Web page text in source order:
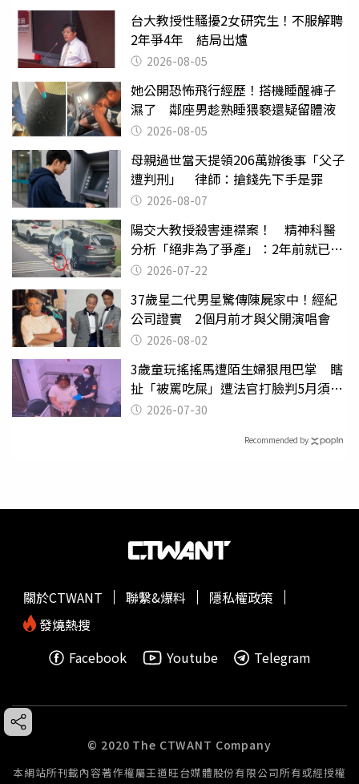
台大教授性騷擾2女研究生！不服解聘
2年爭4年 結局出爐
2026-08-05
她公開恐怖飛行經歷！搭機睡醒褲子
濕了 鄰座男趁熟睡猥褻還疑留體液
2026-08-05
母親過世當天提領206萬辦後事「父子
遭判刑」 律師：搶錢先下手是罪
2026-08-07
陽交大教授殺害連襟案！ 精神科醫
分析「絕非為了爭產」：2年前就已言
行詭異
2026-07-22
37歲星二代男星驚傳陳屍家中！經紀
公司證實 2個月前才與父開演唱會
2026-08-02
3歲童玩搖搖馬遭陌生婦狠甩巴掌 瞎
扯「被罵吃屎」遭法官打臉判5月須入
監 2026-07-30
Recommended by
關於CTWANT 聯繫&爆料
隱私權政策
發燒熱搜
Facebook
Youtube Telegram
© 2020 The CTWANT Company
本網站所刊載內容著作權屬王道旺台媒體股份有限公司所有或經授權